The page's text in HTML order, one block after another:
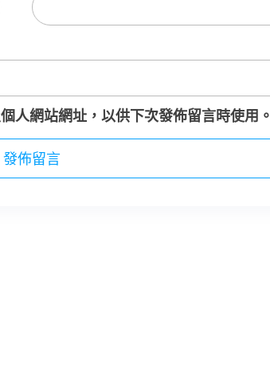
人網站網址，以供下次發佈留言時使用。